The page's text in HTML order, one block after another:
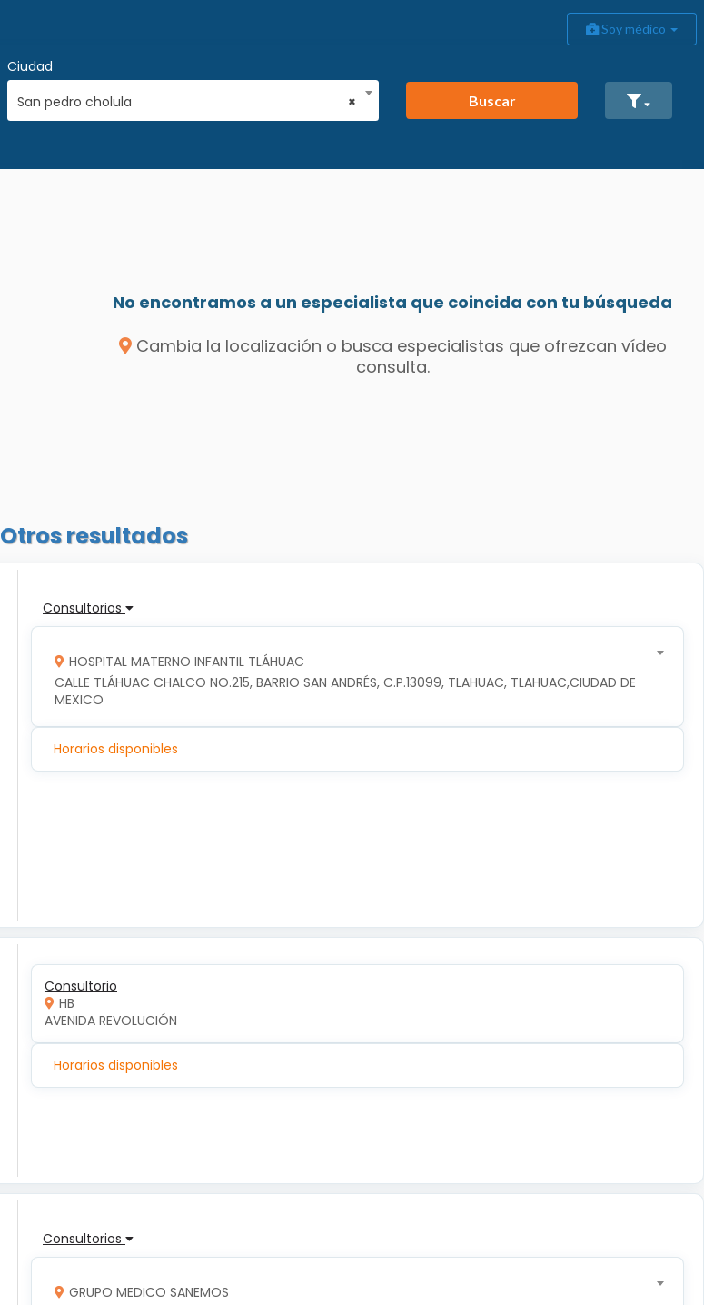
Soy médico
Ciudad
×
San pedro cholula Buscar
No encontramos a un especialista que coincida con tu búsqueda
Cambia la localización o busca especialistas que ofrezcan vídeo
consulta.
Otros resultados
Consultorios
HOSPITAL MATERNO INFANTIL TLÁHUAC
CALLE TLÁHUAC CHALCO NO.215, BARRIO SAN ANDRÉS, C.P.13099, TLAHUAC, TLAHUAC,CIUDAD DE
MEXICO
Horarios disponibles
Consultorio
HB
AVENIDA REVOLUCIÓN
Horarios disponibles
Consultorios
GRUPO MEDICO SANEMOS